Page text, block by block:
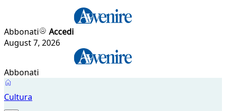
Abbonati
Accedi
August 7, 2026
Abbonati
Cultura